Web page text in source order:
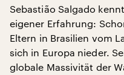
Sebastião Salgado
eigener Erfahrung:
Eltern in Brasilien vom
sich in Europa nieder.
globale Massivität der